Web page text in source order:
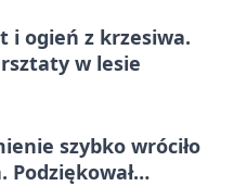
i ogień z krzesiwa.
w lesie
szybko wróciło
Podziękował